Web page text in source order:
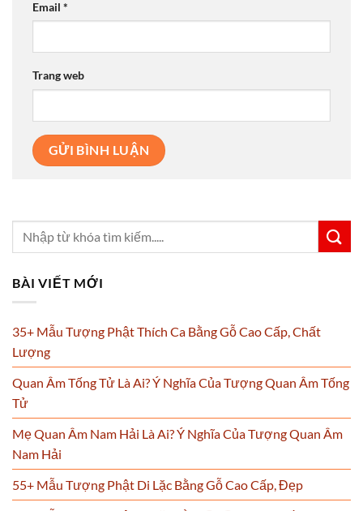
Email *
Trang web
BÀI VIẾT MỚI
35+ Mẫu Tượng Phật Thích Ca Bằng Gỗ Cao Cấp, Chất
Lượng
Quan Âm Tống Tử Là Ai? Ý Nghĩa Của Tượng Quan Âm Tống
Tử
Mẹ Quan Âm Nam Hải Là Ai? Ý Nghĩa Của Tượng Quan Âm
Nam Hải
55+ Mẫu Tượng Phật Di Lặc Bằng Gỗ Cao Cấp, Đẹp